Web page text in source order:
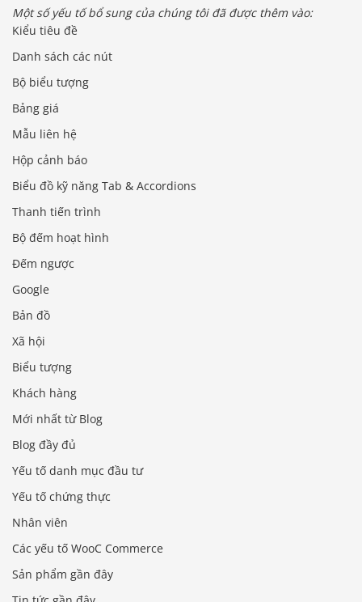
Một số yếu tố bổ sung của chúng tôi đã được thêm vào:
Kiểu tiêu đề
Danh sách các nút
Bộ biểu tượng
Bảng giá
Mẫu liên hệ
Hộp cảnh báo
Biểu đồ kỹ năng Tab & Accordions
Thanh tiến trình
Bộ đếm hoạt hình
Đếm ngược
Google
Bản đồ
Xã hội
Biểu tượng
Khách hàng
Mới nhất từ ​​Blog
Blog đầy đủ
Yếu tố danh mục đầu tư
Yếu tố chứng thực
Nhân viên
Các yếu tố WooC Commerce
Sản phẩm gần đây